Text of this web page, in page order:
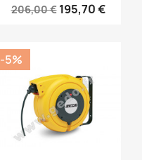
206,00 € 195,70 €
-5%